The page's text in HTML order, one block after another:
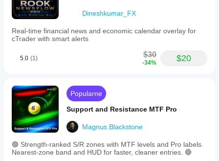
Dineshkumar_FX
Real-time financial news and economic calendar overlay for
cTrader with smart alerts
5.0 (1) $30
-34% $20
Popularne
Support and Resistance MTF Pro
Magnus.Blackstone
🟢 Strength-ranked S/R zones with MTF levels and Pro labels.
Nearest-zone band and HUD for faster, cleaner entries. 🔴